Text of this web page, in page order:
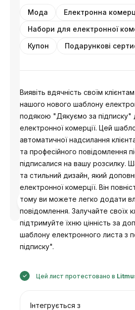
Розроблено
Мода
Електронна
Набори для електронної
Купон
Подарункові
Виявіть вдячність своїм
нашого нового шаблону
подякою "Дякуємо за підписку"
електронної комерції. Цей
автоматичної надсилання
та професійного повідомлення
підписалися на вашу розсилку.
та стильний дизайн, який
електронної комерції. Він
тому ви можете легко додати
повідомлення. Залучайте своїх
підтримуйте їхню цінність за
шаблону електронного листа з
підписку".
Цей лист протестовано в
Інтегрується з